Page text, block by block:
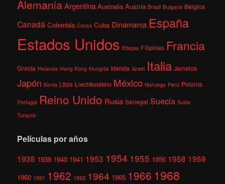
AlemaniaArgentina Australia Austria Brasil Bulgaria Bélgica
Canadá Colombia Corea Cuba Dinamarca España
Estados Unidos Etiopía Filipinas Francia
Grecia Holanda Hong Kong Hungría Irlanda Israel Italia Jamaica
Japón Kenia Libia Liechtenstein México Noruega Perú Polonia
Portugal Reino Unido Rusia Senegal Suecia Suiza
Turquía
Películas por años
1935 1939 1940 1941 1953 1954 1955 1956 1958 1959
1960 1961 1962 1963 1964 1965 1966 1968